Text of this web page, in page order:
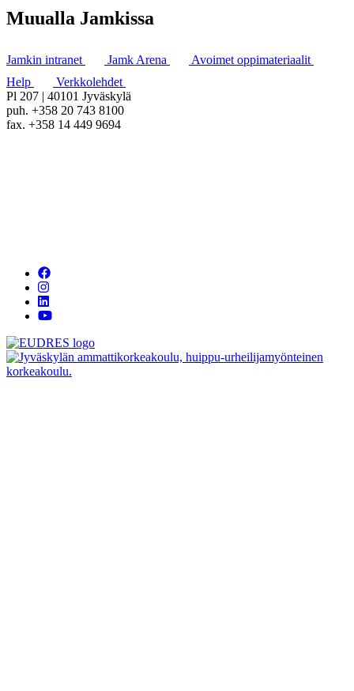
Muualla Jamkissa
Jamkin intranet Jamk Arena
Avoimet oppimateriaalit
Help
Verkkolehdet
Pl 207 | 40101 Jyväskylä
puh. +358 20 743 8100
fax. +358 14 449 9694